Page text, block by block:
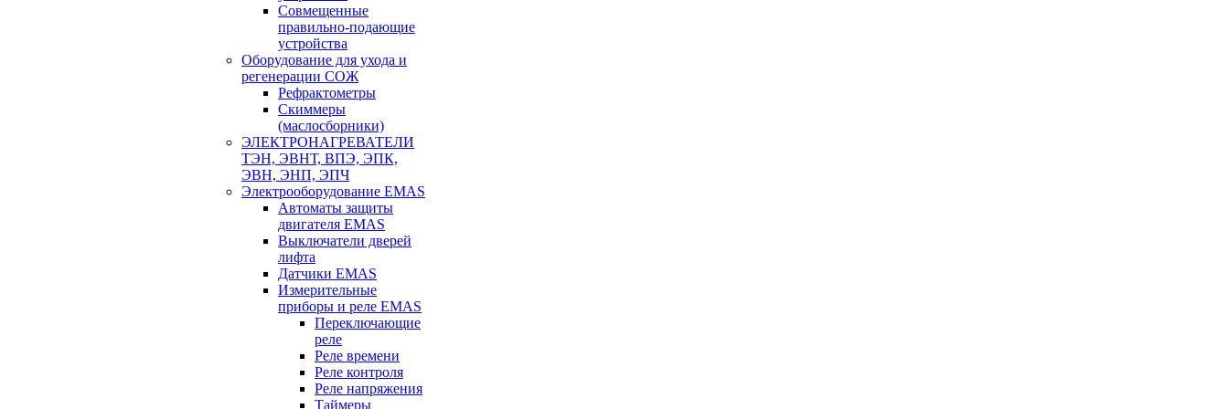
Совмещенные
правильно-подающие
устройства
Оборудование для ухода и
регенерации СОЖ
Рефрактометры
Скиммеры
(маслосборники)
ЭЛЕКТРОНАГРЕВАТЕЛИ
ТЭН, ЭВНТ, ВПЭ, ЭПК,
ЭВН, ЭНП, ЭПЧ
Электрооборудование EMAS
Автоматы защиты
двигателя EMAS
Выключатели дверей
лифта
Датчики EMAS
Измерительные
приборы и реле EMAS
Переключающие
реле
Реле времени
Реле контроля
Реле напряжения
Таймеры